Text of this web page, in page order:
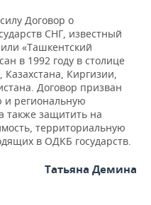
Договор о
СНГ, известный
«Ташкентский
в 1992 году в столице
Киргизии,
Договор призван
региональную
также защитить на
территориальную
в ОДКБ государств.
Татьяна Демина